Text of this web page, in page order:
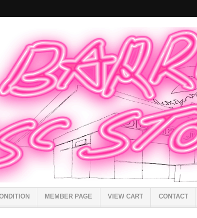
MEMBER PAGE VIEW CART CONTACT